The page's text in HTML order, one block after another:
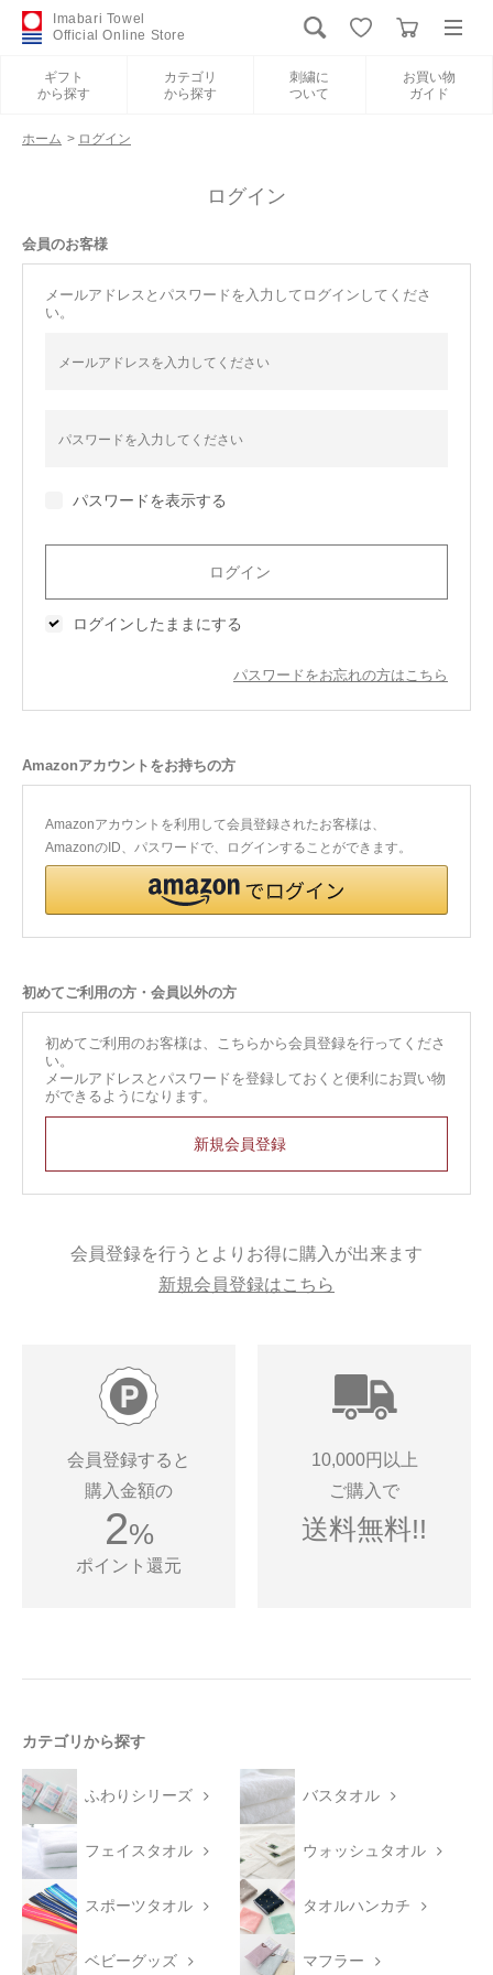
Imabari Towel
Official Online Store
ギフト
から探す
カテゴリ
から探す
刺繍に
ついて
お買い物
ガイド
新規会員登録
カテゴリから探す
刺繍について
今治タオルについて
会員サービス
規約
お問い合わせ
ホーム > ログイン
ログイン
会員のお客様
メールアドレスとパスワードを入力してログインしてくださ
い。
パスワードを表示する
ログインしたままにする
パスワードをお忘れの方はこちら
Amazonアカウントをお持ちの方
Amazonアカウントを利用して会員登録されたお客様は、
AmazonのID、パスワードで、ログインすることができます。
初めてご利用の方・会員以外の方
初めてご利用のお客様は、こちらから会員登録を行ってくださ
い。
メールアドレスとパスワードを登録しておくと便利にお買い物
ができるようになります。
会員登録を行うとよりお得に購入が出来ます
新規会員登録はこちら
会員登録すると
購入金額の
2%
ポイント還元
10,000円以上
ご購入で
送料無料!!
カテゴリから探す
ふわりシリーズ バスタオル
フェイスタオル ウォッシュタオル
スポーツタオル タオルハンカチ
ベビーグッズ マフラー